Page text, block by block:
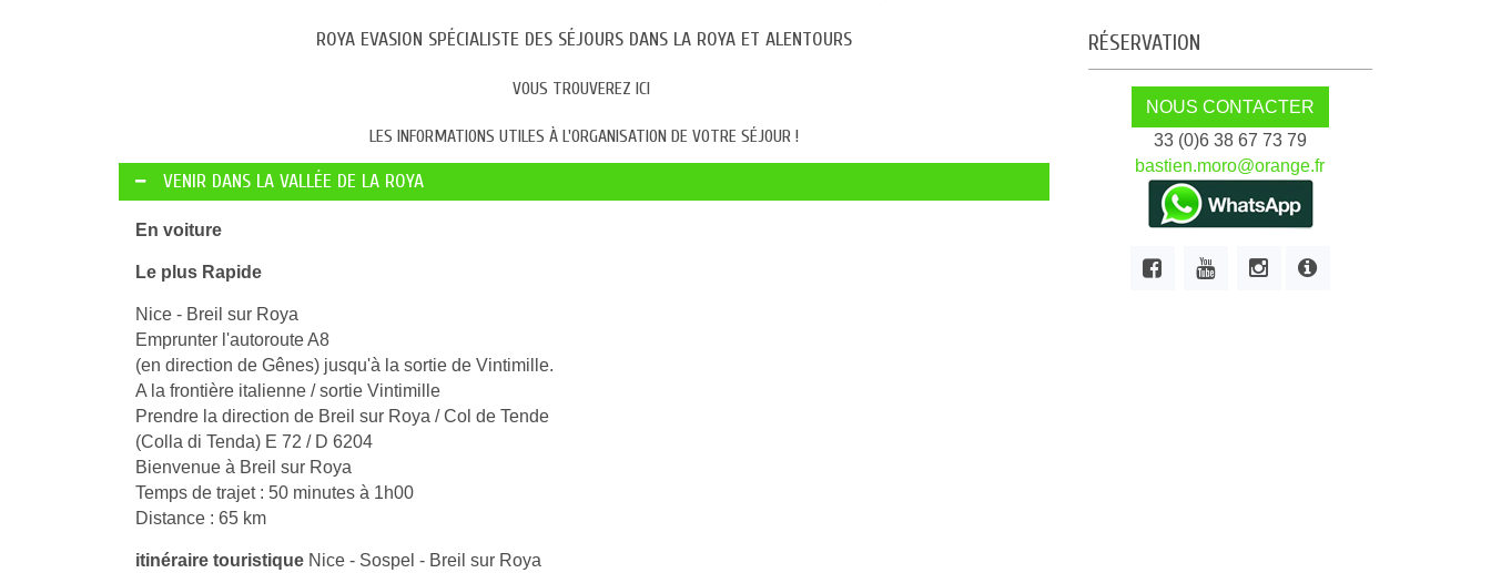
ROYA EVASION SPÉCIALISTE DES SÉJOURS DANS LA ROYA ET ALENTOURS
VOUS TROUVEREZ ICI
LES INFORMATIONS UTILES À L'ORGANISATION DE VOTRE SÉJOUR !
VENIR DANS LA VALLÉE DE LA ROYA
En voiture
Le plus Rapide
Nice - Breil sur Roya
Emprunter l'autoroute A8
(en direction de Gênes) jusqu'à la sortie de Vintimille.
A la frontière italienne / sortie Vintimille
Prendre la direction de Breil sur Roya / Col de Tende
(Colla di Tenda) E 72 / D 6204
Bienvenue à Breil sur Roya
Temps de trajet : 50 minutes à 1h00
Distance : 65 km
itinéraire touristique Nice - Sospel - Breil sur Roya
RÉSERVATION
NOUS CONTACTER
33 (0)6 38 67 73 79
bastien.moro@orange.fr